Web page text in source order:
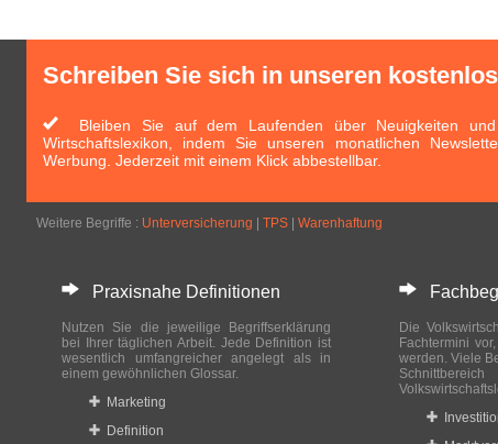
Schreiben Sie sich in unseren
Bleiben Sie auf dem Laufenden über Neuigkeiten und
Wirtschaftslexikon, indem Sie unseren monatlichen
Werbung. Jederzeit mit einem Klick abbestellbar.
Weitere Begriffe : Unterversicherung TPS Warenhaftung
Praxisnahe Definitionen
Nutzen Sie die jeweilige Begriffserklärung
bei Ihrer täglichen Arbeit. Jede Definition ist
wesentlich umfangreicher angelegt als in
einem gewöhnlichen Glossar.
Marketing
Definition
Die
Fachtermini
werden. Viele